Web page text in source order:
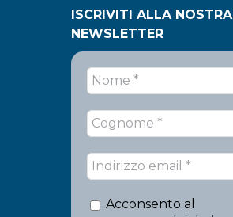
ISCRIVITI ALLA NOSTRA
NEWSLETTER
Acconsento al